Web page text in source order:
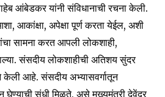
आंबेडकर यांनी संविधानाची रचना केली.
आकांक्षा, अपेक्षा पूर्ण करता येईल, अशी
सामना करत आपली लोकशाही,
संसदीय लोकशाहीची अतिशय सुंदर
केली आहे. संसदीय अभ्यासवर्गातून
घेण्याची संधी मिळते, असे मुख्यमंत्री देवेंद्र